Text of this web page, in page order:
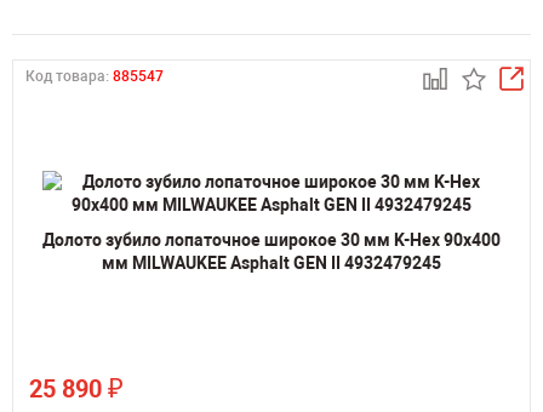
Код товара: 885547
Долото зубило лопаточное широкое 30 мм K-Hex 90х400
мм MILWAUKEE Asphalt GEN II 4932479245
25 890 ₽